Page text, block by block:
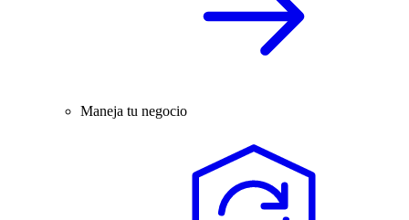
Maneja tu negocio